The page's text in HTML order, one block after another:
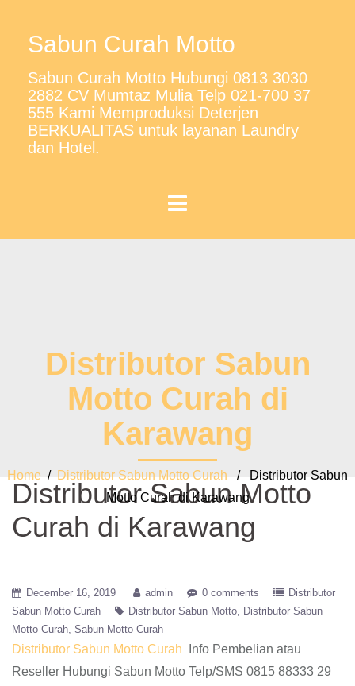
Sabun Curah Motto
Sabun Curah Motto Hubungi 0813 3030
2882 CV Mumtaz Mulia Telp 021-700 37
555 Kami Memproduksi Deterjen
BERKUALITAS untuk layanan Laundry
dan Hotel.
Distributor Sabun
Motto Curah di
Karawang
Home / Distributor Sabun Motto Curah / Distributor Sabun
Motto Curah di Karawang
Distributor Sabun Motto
Curah di Karawang
December 16, 2019 admin 0 comments
Distributor
Sabun Motto Curah
Distributor Sabun Motto
Distributor Sabun
Motto Curah Sabun Motto Curah
Distributor Sabun Motto Curah
Info Pembelian atau
Reseller Hubungi Sabun Motto Telp/SMS 0815 88333 29